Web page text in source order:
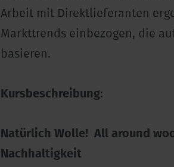
Arbeit mit Direktlieferanten
Markttrends einbezogen, die
basieren.
Kursbeschreibung:
Natürlich Wolle! All around
Nachhaltigkeit